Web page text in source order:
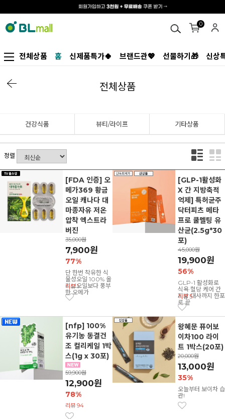
0
전체상품 홈 신제품특가🍀 브랜드관💖 선물하기🎁 신상
전체상품
건강식품 뷰티/라이프 기타상품
정렬
[FDA 인증] 오
메가369 황금
오일 캐나다 대
마종자유 저온
압착 엑스트라
버진
35,000원
7,900원
77%
단 한번 착유한 식
물성오일 100% 올
리브오일보다 풍부
한 오메가
리뷰 1
[GLP-1활성화
X 간 지방축적
억제] 특허균주
닥터피츠 메타
프로 쿨멜팅 유
산균(2.5g*30
포)
45,000원
19,900원
56%
GLP-1 활성화로
식욕·혈당 케어 간
지방 대사까지 한포
로 끝
리뷰 5
[nfp] 100%
유기농 동결건
조 컬리케일 1박
스(1g x 30포)
59,900원
12,900원
78%
리뷰 94
왕혜문 퓨어보
이차100 라이
트 1박스(20포)
20,000원
13,000원
35%
오늘부터 보이차 습
관!